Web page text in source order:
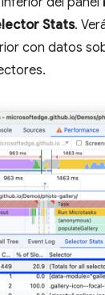
Stats.
con datos